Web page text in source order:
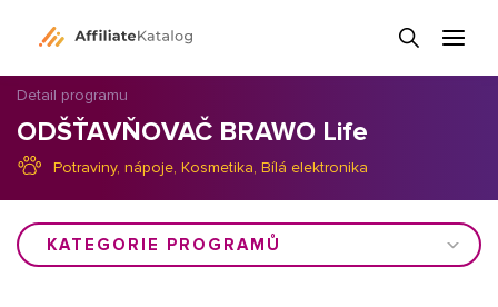
Detail programu
ODŠŤAVŇOVAČ BRAWO Life
Potraviny, nápoje, Kosmetika, Bílá elektronika
KATEGORIE PROGRAMŮ